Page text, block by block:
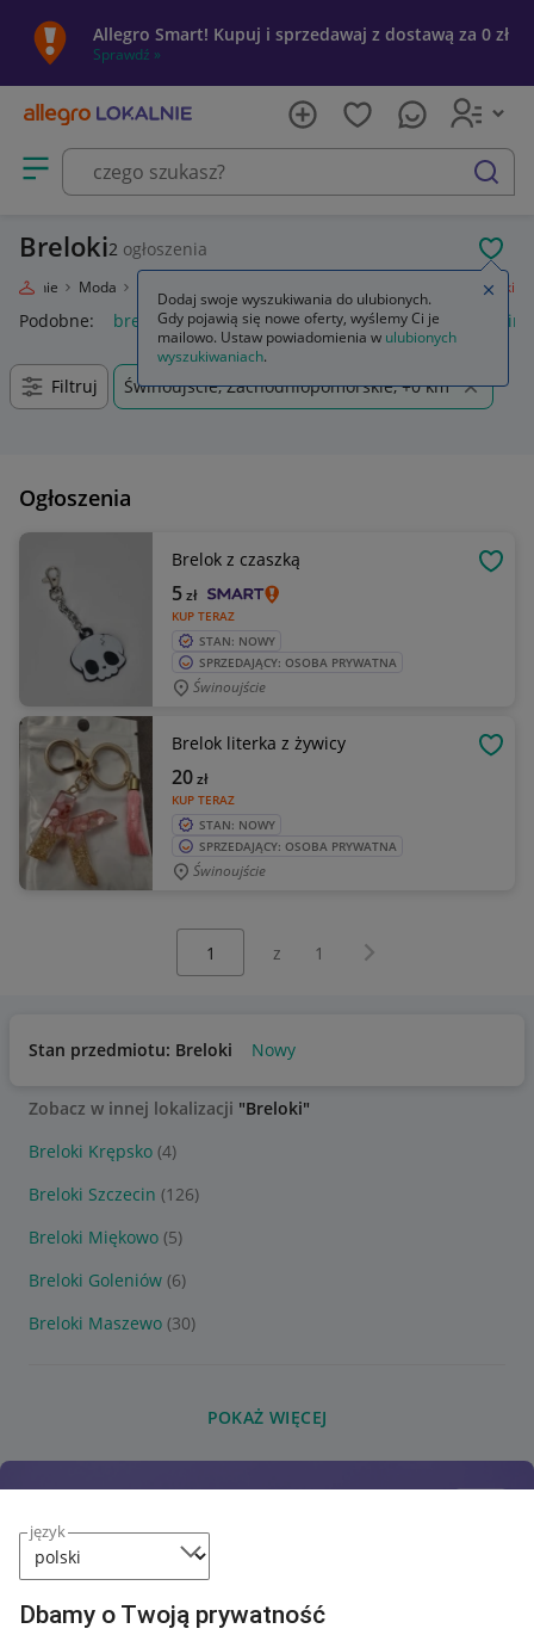
język
Dbamy o Twoją prywatność
Allegro Smart! Kupuj i sprzedawaj z dostawą za 0 zł
Sprawdź »
Otwórz menu z kategoriami
szukaj
Breloki2 ogłoszenia
Moda Breloki
Podobne: brelok brelok do kluczy brelok lego brelok
Filtruj Świnoujście, Zachodniopomorskie, +0 km
Ogłoszenia
Brelok z czaszką
KUP TERAZ
5zł
STAN: NOWY
SPRZEDAJĄCY: OSOBA PRYWATNA
Świnoujście
Brelok literka z żywicy
KUP TERAZ
20zł
STAN: NOWY
SPRZEDAJĄCY: OSOBA PRYWATNA
Świnoujście
z 1 Następna strona
Stan przedmiotu: Breloki Nowy
Zobacz w innej lokalizacji "Breloki"
Breloki Krępsko (4)
Breloki Szczecin (126)
Breloki Miękowo (5)
Breloki Goleniów (6)
Breloki Maszewo (30)
POKAŻ WIĘCEJ
Dodaj swoje wyszukiwania do ulubionych.
Gdy pojawią się nowe oferty, wyślemy Ci je
mailowo. Ustaw powiadomienia w ulubionych
wyszukiwaniach.